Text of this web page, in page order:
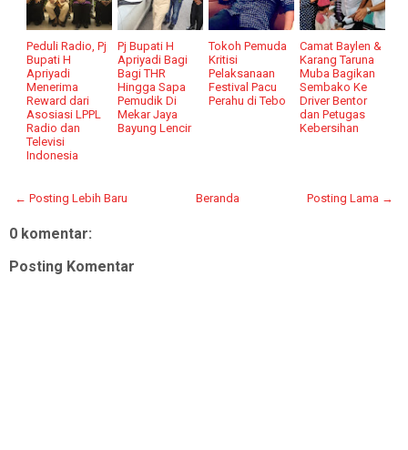
Peduli Radio, Pj
Bupati H
Apriyadi
Menerima
Reward dari
Asosiasi LPPL
Radio dan
Televisi
Indonesia
Pj Bupati H
Apriyadi Bagi
Bagi THR
Hingga Sapa
Pemudik Di
Mekar Jaya
Bayung Lencir
Tokoh Pemuda
Kritisi
Pelaksanaan
Festival Pacu
Perahu di Tebo
Camat Baylen &
Karang Taruna
Muba Bagikan
Sembako Ke
Driver Bentor
dan Petugas
Kebersihan
← Posting Lebih Baru Posting Lama →
Beranda
0 komentar:
Posting Komentar